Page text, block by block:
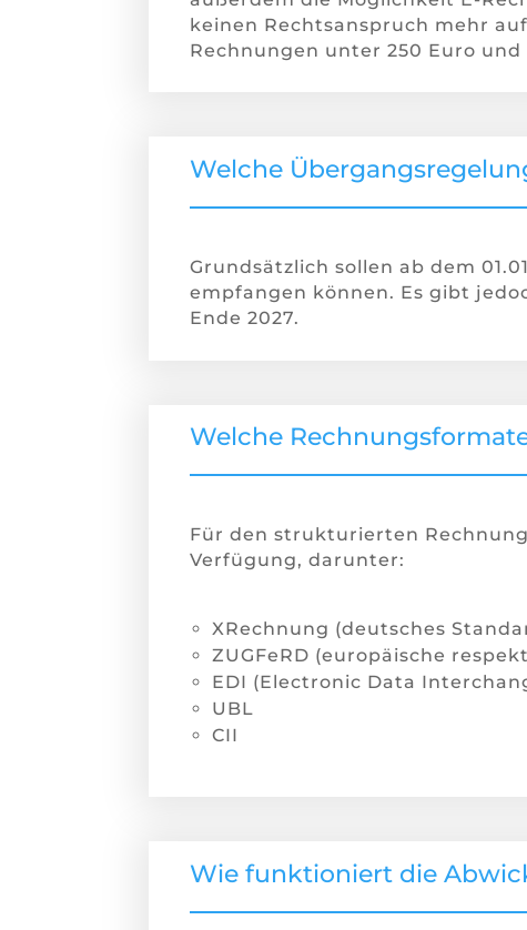
keinen Rechtsanspruch mehr
Rechnungen unter 250 Euro und
Welche
Grundsätzlich sollen ab dem
empfangen können. Es gibt
Ende 2027.
Welche
Für den strukturierten
Verfügung, darunter:
XRechnung (deutsches
ZUGFeRD (europäische
EDI (Electronic Data
UBL
CII
Wie funktioniert die